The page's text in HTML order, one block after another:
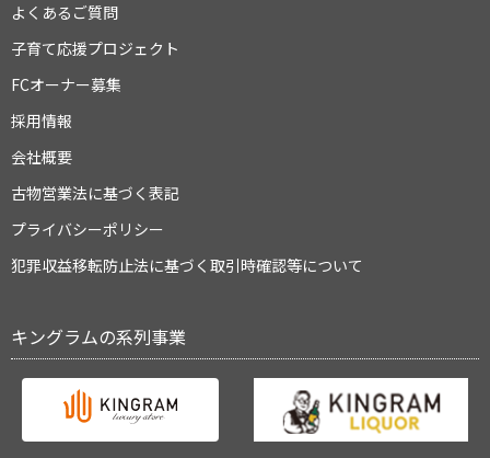
よくあるご質問
子育て応援プロジェクト
FCオーナー募集
採用情報
会社概要
古物営業法に基づく表記
プライバシーポリシー
犯罪収益移転防止法に基づく取引時確認等について
キングラムの系列事業